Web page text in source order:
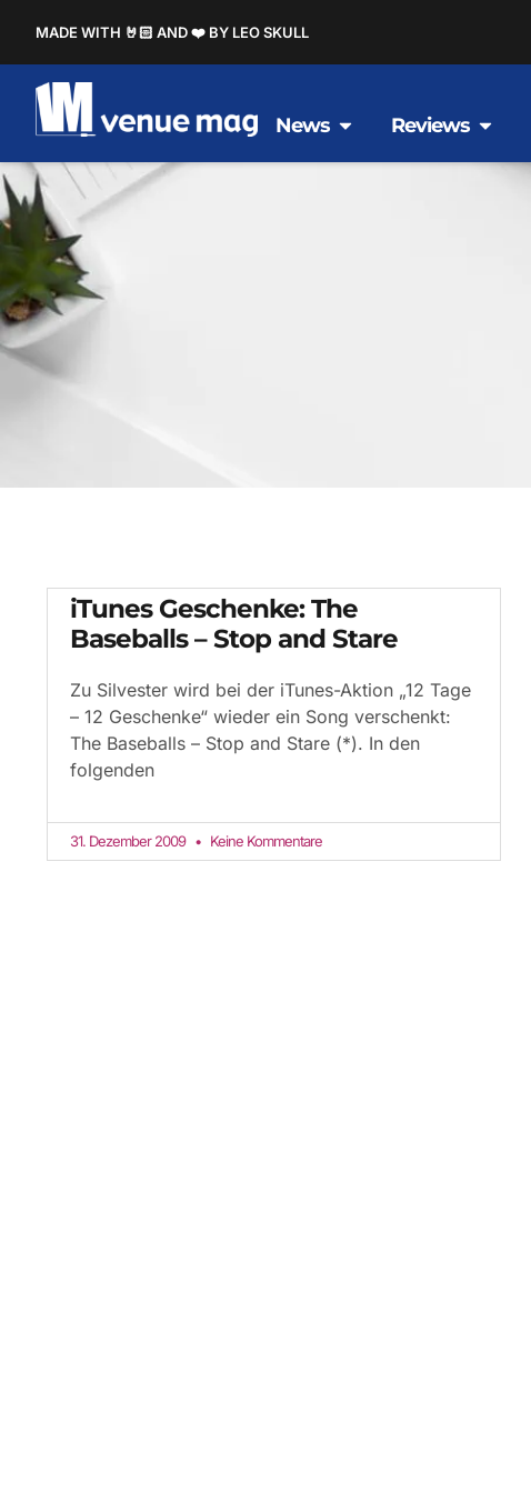
MADE WITH 🤘🏻 AND ❤️ BY LEO SKULL
News Reviews
iTunes Geschenke: The
Baseballs – Stop and Stare
Zu Silvester wird bei der iTunes-Aktion „12 Tage
– 12 Geschenke“ wieder ein Song verschenkt:
The Baseballs – Stop and Stare (*). In den
folgenden
31. Dezember 2009 Keine Kommentare